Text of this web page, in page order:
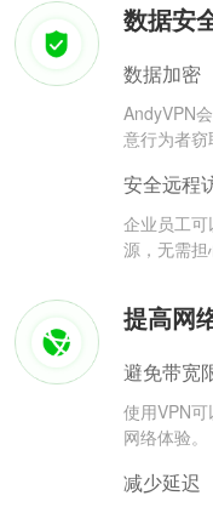
数据安
数据加密
AndyVPN
意行为者窃
安全远程
企业员工
源，无需担
提高网
避免带宽
使用VPN
网络体验。
减少延迟